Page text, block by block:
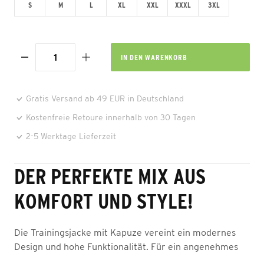
S M L XL XXL XXXL 3XL
IN DEN WARENKORB
Gratis Versand ab 49 EUR in Deutschland
Kostenfreie Retoure innerhalb von 30 Tagen
2-5 Werktage Lieferzeit
DER PERFEKTE MIX AUS
KOMFORT UND STYLE!
Die Trainingsjacke mit Kapuze vereint ein modernes
Design und hohe Funktionalität. Für ein angenehmes